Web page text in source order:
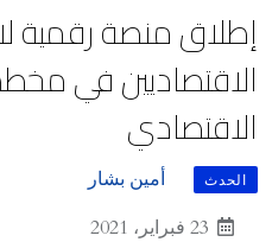
إطلاق منصة رقمية
الاقتصاديين في
الاقتصادي
الحدث
أمين بشار
23 فبراير، 2021